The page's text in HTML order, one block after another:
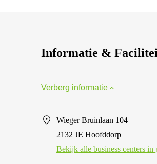
Informatie &
Verberg informatie
Wieger Bruinlaan 104
2132 JE Hoofddorp
Bekijk alle business centers in